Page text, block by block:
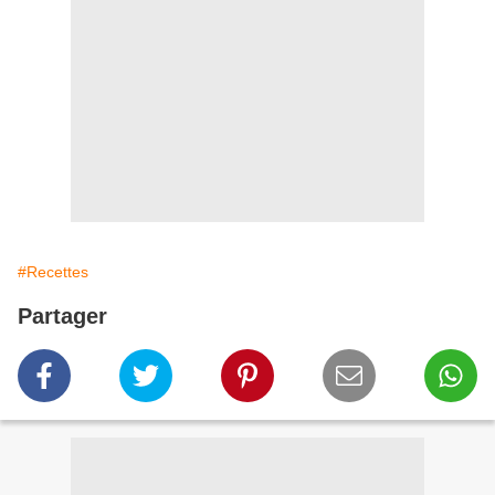
#Recettes
Partager